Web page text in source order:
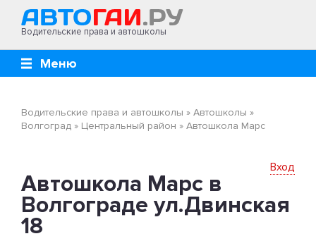
Водительские права и автошколы
Меню
Водительские права и автошколы » Автошколы »
Волгоград » Центральный район » Автошкола Марс
Вход
Автошкола Марс в
Волгограде ул.Двинская
18